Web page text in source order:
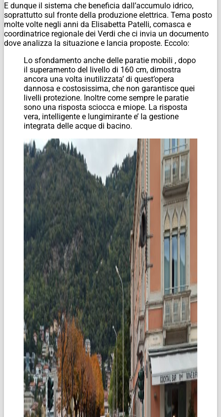
E dunque il sistema che beneficia dall’accumulo idrico,
soprattutto sul fronte della produzione elettrica. Tema posto
molte volte negli anni da Elisabetta Patelli, comasca e
coordinatrice regionale dei Verdi che ci invia un documento
dove analizza la situazione e lancia proposte. Eccolo:
Lo sfondamento anche delle paratie mobili , dopo
il superamento del livello di 160 cm, dimostra
ancora una volta inutilizzata’ di quest’opera
dannosa e costosissima, che non garantisce quei
livelli protezione. Inoltre come sempre le paratie
sono una risposta sciocca e miope. La risposta
vera, intelligente e lungimirante e’ la gestione
integrata delle acque di bacino.